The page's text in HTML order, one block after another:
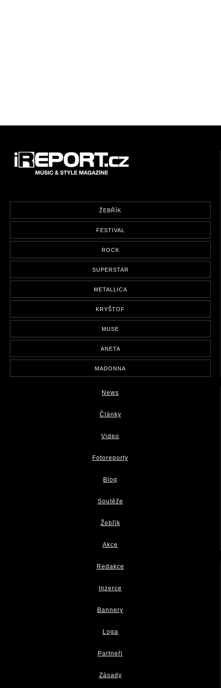
ŽEBŘÍK
FESTIVAL
ROCK
SUPERSTAR
METALLICA
KRYŠTOF
MUSE
ANETA
MADONNA
News
Články
Video
Fotoreporty
Blog
Soutěže
Žebřík
Akce
Redakce
Inzerce
Bannery
Loga
Partneři
Zásady